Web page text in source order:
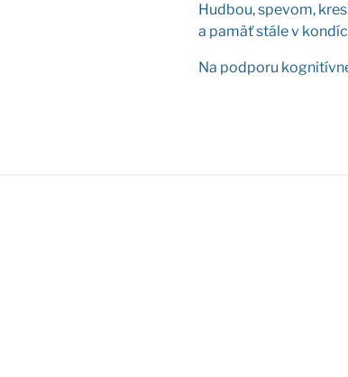
Hud­bou, spe­vom,
a pamäť stá­le v
Na pod­po­ru